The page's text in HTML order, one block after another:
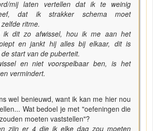
mij laten vertellen dat ik te weinig
dat ik strakker schema moet
ritme.
ik dit zo afwissel, hou ik me aan het
en jankt hij alles bij elkaar, dit is
start van de puberteit.
en niet voorspelbaar ben, is het
vermindert.
wel benieuwd, want ik kan me hier nou
Wat bedoel je met "oefeningen die
moeten vaststellen"?
zijn er 4 die ik elke dag zou moeten